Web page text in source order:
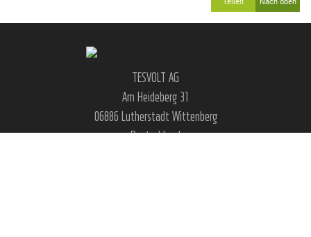
TESVOLT AG
Am Heideberg 31
06886 Lutherstadt Wittenberg
Deutschland